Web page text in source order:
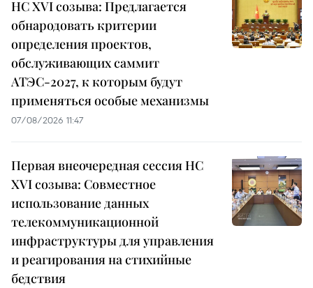
НС XVI созыва: Предлагается
обнародовать критерии
определения проектов,
обслуживающих саммит
АТЭС-2027, к которым будут
применяться особые механизмы
07/08/2026 11:47
Первая внеочередная сессия НС
XVI созыва: Совместное
использование данных
телекоммуникационной
инфраструктуры для управления
и реагирования на стихийные
бедствия